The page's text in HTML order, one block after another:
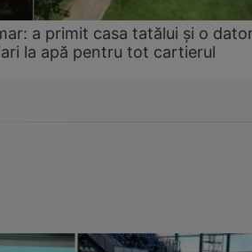
a primit casa tatălui și o
la apă pentru tot cartierul